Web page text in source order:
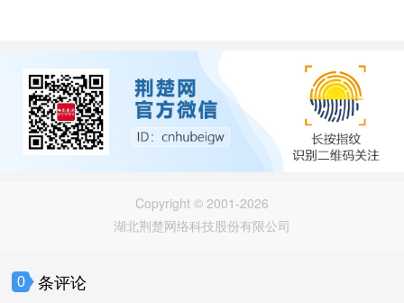
Copyright © 2001-2026
湖北荆楚网络科技股份有限公司
0 条评论